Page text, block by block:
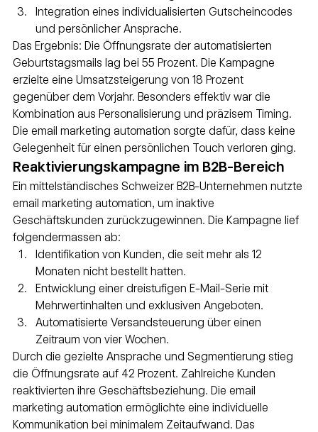
Integration eines individualisierten Gutscheincodes
und persönlicher Ansprache.
Das Ergebnis: Die Öffnungsrate der automatisierten
Geburtstagsmails lag bei 55 Prozent. Die Kampagne
erzielte eine Umsatzsteigerung von 18 Prozent
gegenüber dem Vorjahr. Besonders effektiv war die
Kombination aus Personalisierung und präzisem Timing.
Die email marketing automation sorgte dafür, dass keine
Gelegenheit für einen persönlichen Touch verloren ging.
Reaktivierungskampagne im B2B-Bereich
Ein mittelständisches Schweizer B2B-Unternehmen nutzte
email marketing automation, um inaktive
Geschäftskunden zurückzugewinnen. Die Kampagne lief
folgendermassen ab:
Identifikation von Kunden, die seit mehr als 12
Monaten nicht bestellt hatten.
Entwicklung einer dreistufigen E-Mail-Serie mit
Mehrwertinhalten und exklusiven Angeboten.
Automatisierte Versandsteuerung über einen
Zeitraum von vier Wochen.
Durch die gezielte Ansprache und Segmentierung stieg
die Öffnungsrate auf 42 Prozent. Zahlreiche Kunden
reaktivierten ihre Geschäftsbeziehung. Die email
marketing automation ermöglichte eine individuelle
Kommunikation bei minimalem Zeitaufwand. Das